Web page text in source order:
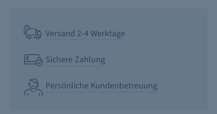
Versand 2-4 Werktage
Sichere Zahlung
Persönliche Kundenbetreuung